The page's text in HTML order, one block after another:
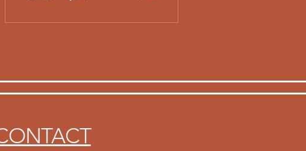
ここでのセッションでお
ター＆ボーカル： いのう
えさん ​ プロデュース＆
杉ちゃんの名プロデュー
スと軽快で愉快なトーク